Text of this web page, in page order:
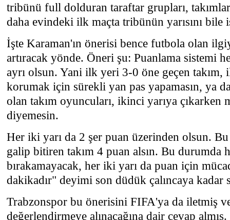
tribünü full dolduran taraftar grupları,
daha evindeki ilk maçta tribünün yarısını bile
İşte Karaman'ın önerisi bence futbola olan
artıracak yönde. Öneri şu: Puanlama sistemi
ayrı olsun. Yani ilk yeri 3-0 öne geçen takım,
korumak için sürekli yan pas yapamasın, ya
olan takım oyuncuları, ikinci yarıya çıkarken
diyemesin.
Her iki yarı da 2 şer puan üzerinden olsun.
galip bitiren takım 4 puan alsın. Bu durumda
bırakamayacak, her iki yarı da puan için
dakikadır" deyimi son düdük çalıncaya kadar
Trabzonspor bu önerisini FIFA'ya da iletmiş
değerlendirmeye alınacağına dair cevap